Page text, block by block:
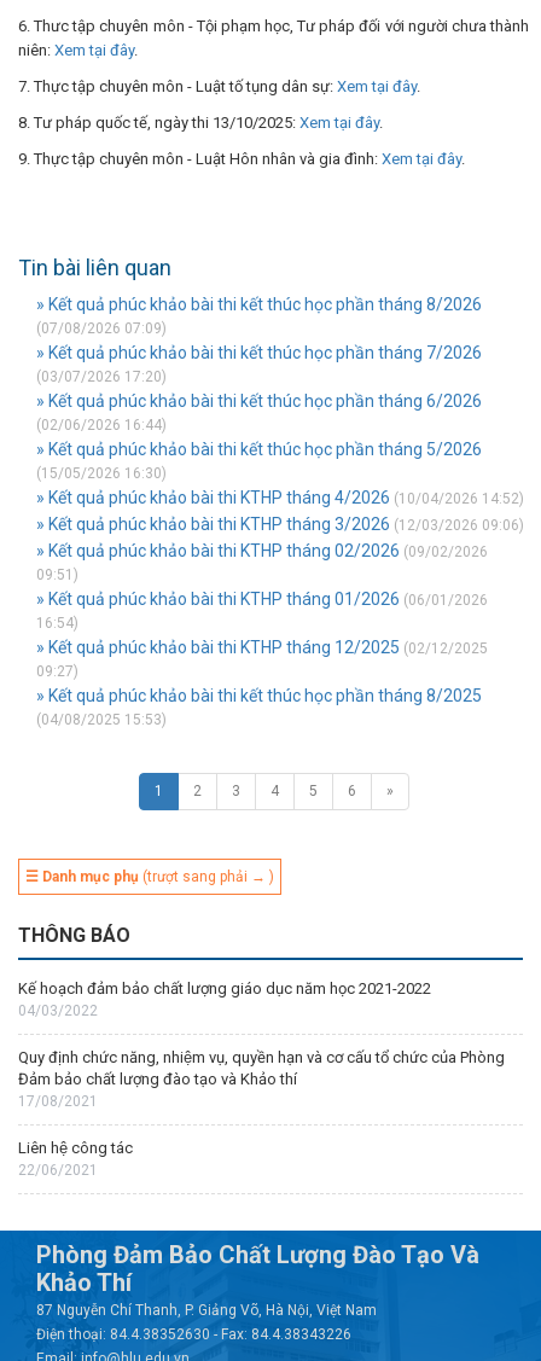
6. Thưc tập chuyên môn - Tội phạm học, Tư pháp đối với người chưa thành
niên: Xem tại đây.
7. Thực tập chuyên môn - Luật tố tụng dân sự: Xem tại đây.
8. Tư pháp quốc tế, ngày thi 13/10/2025: Xem tại đây.
9. Thực tập chuyên môn - Luật Hôn nhân và gia đình: Xem tại đây.
Tin bài liên quan
» Kết quả phúc khảo bài thi kết thúc học phần tháng 8/2026
(07/08/2026 07:09)
» Kết quả phúc khảo bài thi kết thúc học phần tháng 7/2026
(03/07/2026 17:20)
» Kết quả phúc khảo bài thi kết thúc học phần tháng 6/2026
(02/06/2026 16:44)
» Kết quả phúc khảo bài thi kết thúc học phần tháng 5/2026
(15/05/2026 16:30)
» Kết quả phúc khảo bài thi KTHP tháng 4/2026 (10/04/2026 14:52)
» Kết quả phúc khảo bài thi KTHP tháng 3/2026 (12/03/2026 09:06)
» Kết quả phúc khảo bài thi KTHP tháng 02/2026 (09/02/2026
09:51)
» Kết quả phúc khảo bài thi KTHP tháng 01/2026 (06/01/2026
16:54)
» Kết quả phúc khảo bài thi KTHP tháng 12/2025 (02/12/2025
09:27)
» Kết quả phúc khảo bài thi kết thúc học phần tháng 8/2025
(04/08/2025 15:53)
1 2 3 4 5 6 »
☰ Danh mục phụ (trượt sang phải → )
THÔNG BÁO
Kế hoạch đảm bảo chất lượng giáo dục năm học 2021-2022
04/03/2022
Quy định chức năng, nhiệm vụ, quyền hạn và cơ cấu tổ chức của Phòng
Đảm bảo chất lượng đào tạo và Khảo thí
17/08/2021
Liên hệ công tác
22/06/2021
Phòng Đảm Bảo Chất Lượng Đào Tạo Và
Khảo Thí
87 Nguyễn Chí Thanh, P. Giảng Võ, Hà Nội, Việt Nam
Điện thoại: 84.4.38352630 - Fax: 84.4.38343226